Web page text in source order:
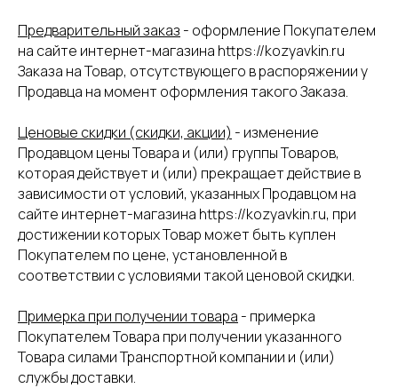
Предварительный заказ - оформление Покупателем
на сайте интернет-магазина https://kozyavkin.ru
Заказа на Товар, отсутствующего в распоряжении у
Продавца на момент оформления такого Заказа.
Ценовые скидки (скидки, акции) - изменение
Продавцом цены Товара и (или) группы Товаров,
которая действует и (или) прекращает действие в
зависимости от условий, указанных Продавцом на
сайте интернет-магазина https://kozyavkin.ru, при
достижении которых Товар может быть куплен
Покупателем по цене, установленной в
соответствии с условиями такой ценовой скидки.
Примерка при получении товара - примерка
Покупателем Товара при получении указанного
Товара силами Транспортной компании и (или)
службы доставки.